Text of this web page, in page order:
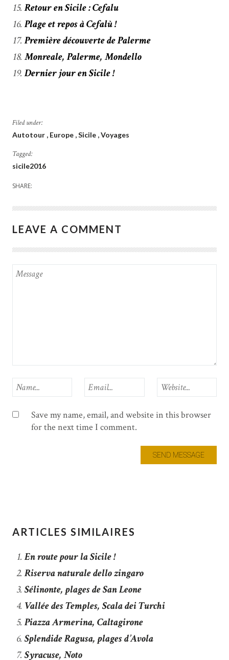
Retour en Sicile : Cefalu
Plage et repos à Cefalù !
Première découverte de Palerme
Monreale, Palerme, Mondello
Dernier jour en Sicile !
Filed under:
Autotour Europe Sicile Voyages
Tagged:
sicile2016
SHARE:
LEAVE A COMMENT
Save my name, email, and website in this browser
for the next time I comment.
ARTICLES SIMILAIRES
En route pour la Sicile !
Riserva naturale dello zingaro
Sélinonte, plages de San Leone
Vallée des Temples, Scala dei Turchi
Piazza Armerina, Caltagirone
Splendide Ragusa, plages d’Avola
Syracuse, Noto